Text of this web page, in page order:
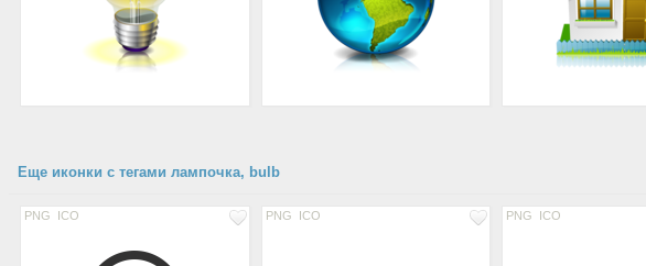
Еще иконки с тегами лампочка, bulb
PNG ICO PNG ICO PNG ICO